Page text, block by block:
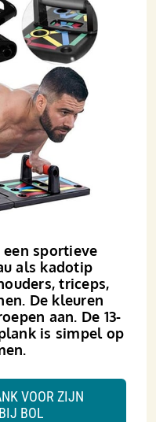
een sportieve
als kadotip
triceps,
De kleuren
aan. De 13-
is simpel op
VOOR ZIJN
BOL